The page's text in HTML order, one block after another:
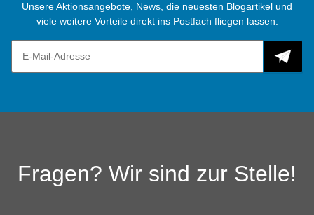
Unsere Aktionsangebote, News, die neuesten Blogartikel und
viele weitere Vorteile direkt ins Postfach fliegen lassen.
Fragen? Wir sind zur Stelle!